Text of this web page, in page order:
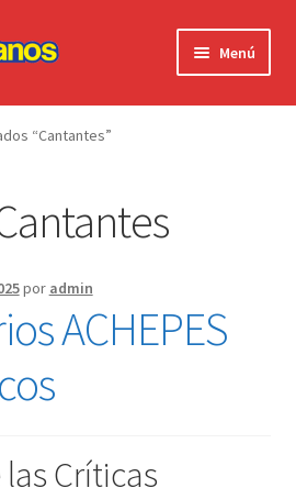
Menú
“Cantantes”
por admin
ACHEPES
Críticas